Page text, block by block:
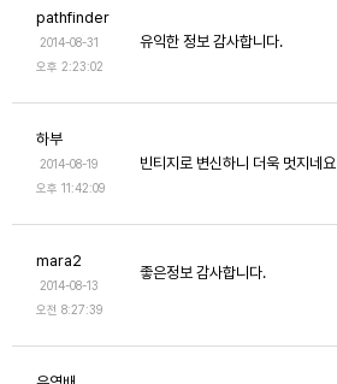
pathfinder
2014-08-31
오후 2:23:02
유익한 정보 감사합니다.
하부
2014-08-19
오후 11:42:09
빈티지로 변신하니 더욱 멋지네요
mara2
2014-08-13
오전 8:27:39
좋은정보 감사합니다.